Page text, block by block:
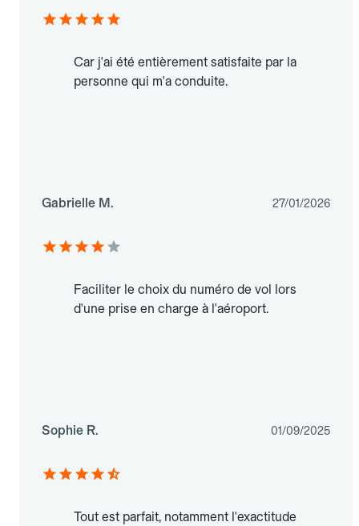
Car j'ai été entièrement satisfaite par la
personne qui m'a conduite.
Gabrielle M. 27/01/2026
Faciliter le choix du numéro de vol lors
d'une prise en charge à l'aéroport.
Sophie R. 01/09/2025
Tout est parfait, notamment l'exactitude